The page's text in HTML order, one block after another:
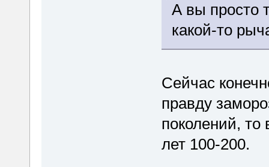
А вы просто
какой-то
Сейчас
правду
поколений,
лет 100-200.